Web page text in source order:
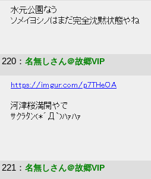
水元公園なう
ソメイヨシノはまだ完全沈黙状態やね
220 ： 名無しさん＠故郷VIP
https://imgur.com/p7THeOA
河津桜満開やで
ｻｸﾗﾀﾝ(*´Д`)ﾊｧﾊｧ
221 ： 名無しさん＠故郷VIP